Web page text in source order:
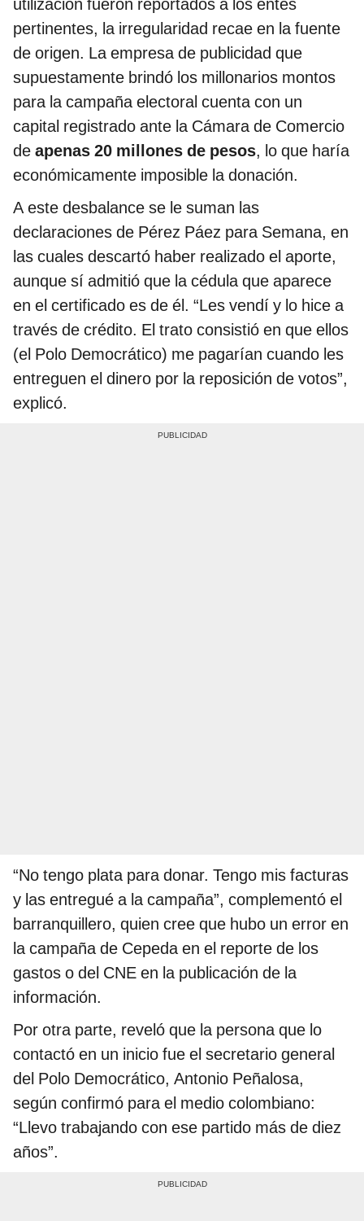
utilización fueron reportados a los entes
pertinentes, la irregularidad recae en la fuente
de origen. La empresa de publicidad que
supuestamente brindó los millonarios montos
para la campaña electoral cuenta con un
capital registrado ante la Cámara de Comercio
de apenas 20 millones de pesos, lo que haría
económicamente imposible la donación.
A este desbalance se le suman las
declaraciones de Pérez Páez para Semana, en
las cuales descartó haber realizado el aporte,
aunque sí admitió que la cédula que aparece
en el certificado es de él. “Les vendí y lo hice a
través de crédito. El trato consistió en que ellos
(el Polo Democrático) me pagarían cuando les
entreguen el dinero por la reposición de votos”,
explicó.
“No tengo plata para donar. Tengo mis facturas
y las entregué a la campaña”, complementó el
barranquillero, quien cree que hubo un error en
la campaña de Cepeda en el reporte de los
gastos o del CNE en la publicación de la
información.
Por otra parte, reveló que la persona que lo
contactó en un inicio fue el secretario general
del Polo Democrático, Antonio Peñalosa,
según confirmó para el medio colombiano:
“Llevo trabajando con ese partido más de diez
años”.